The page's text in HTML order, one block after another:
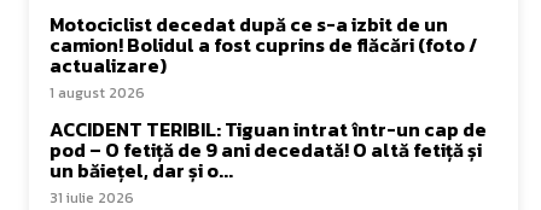
Motociclist decedat după ce s-a izbit de un
camion! Bolidul a fost cuprins de flăcări (foto /
actualizare)
1 august 2026
ACCIDENT TERIBIL: Tiguan intrat într-un cap de
pod – O fetiță de 9 ani decedată! O altă fetiță și
un băiețel, dar și o...
31 iulie 2026